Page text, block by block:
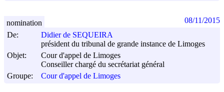
De:
Didier de SEQUEIRA
président du tribunal de grande instance de Limoges
Objet:
Cour d'appel de Limoges
Conseiller chargé du secrétariat général
Groupe:
Cour d'appel de Limoges
nomination 08/11/2015